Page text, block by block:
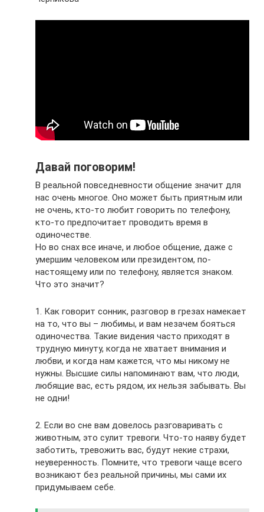
Давай поговорим!
В реальной повседневности общение значит для
нас очень многое. Оно может быть приятным или
не очень, кто-то любит говорить по телефону,
кто-то предпочитает проводить время в
одиночестве.
Но во снах все иначе, и любое общение, даже с
умершим человеком или президентом, по-
настоящему или по телефону, является знаком.
Что это значит?
1. Как говорит сонник, разговор в грезах намекает
на то, что вы – любимы, и вам незачем бояться
одиночества. Такие видения часто приходят в
трудную минуту, когда не хватает внимания и
любви, и когда нам кажется, что мы никому не
нужны. Высшие силы напоминают вам, что люди,
любящие вас, есть рядом, их нельзя забывать. Вы
не одни!
2. Если во сне вам довелось разговаривать с
животным, это сулит тревоги. Что-то наяву будет
заботить, тревожить вас, будут некие страхи,
неуверенность. Помните, что тревоги чаще всего
возникают без реальной причины, мы сами их
придумываем себе.